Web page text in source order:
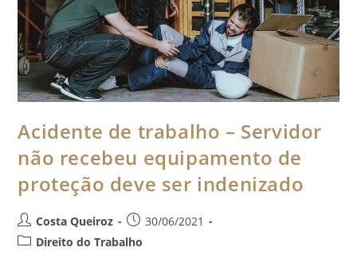
Acidente de trabalho – Servidor
não recebeu equipamento de
proteção deve ser indenizado
Costa Queiroz
30/06/2021
Direito do Trabalho